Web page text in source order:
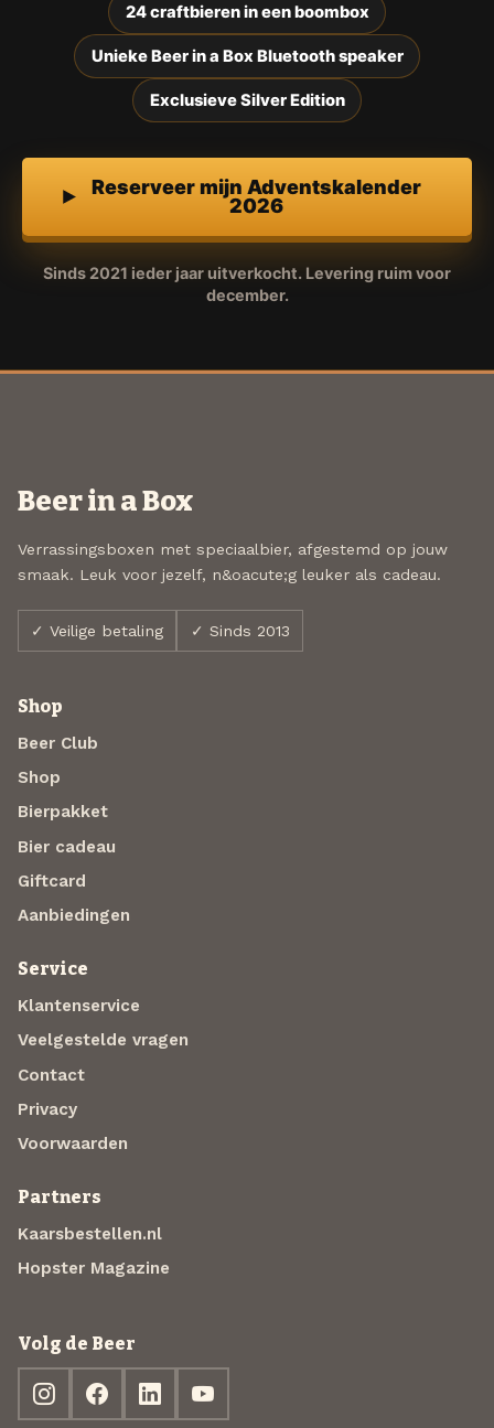
24 craftbieren in een boombox
Unieke Beer in a Box Bluetooth speaker
Exclusieve Silver Edition
Reserveer mijn Adventskalender
2026
Sinds 2021 ieder jaar uitverkocht. Levering ruim voor
december.
Beer in a Box
Verrassingsboxen met speciaalbier, afgestemd op jouw
smaak. Leuk voor jezelf, n&oacute;g leuker als cadeau.
✓ Veilige betaling ✓ Sinds 2013
Shop
Beer Club
Shop
Bierpakket
Bier cadeau
Giftcard
Aanbiedingen
Service
Klantenservice
Veelgestelde vragen
Contact
Privacy
Voorwaarden
Partners
Kaarsbestellen.nl
Hopster Magazine
Volg de Beer